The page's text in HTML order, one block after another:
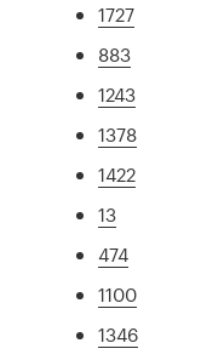
1727
883
1243
1378
1422
13
474
1100
1346